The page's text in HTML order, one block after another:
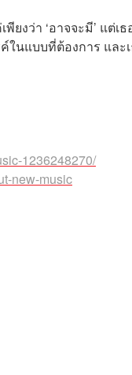
งว่า ‘อาจจะมี’ แต่เธ
ในแบบที่ต้องการ และ
1236248270/
new-music